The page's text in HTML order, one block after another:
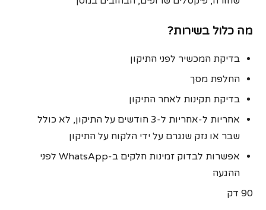
מה כלול בשירות?
בדיקת המכשיר לפני התיקון
החלפת מסך
בדיקת תקינות לאחר התיקון
אחריות ל-אחריות ל‑3 חודשים על התיקון, לא כולל
שבר או נזק שנגרם על ידי הלקוח על התיקון
אפשרות לבדוק זמינות חלקים ב-WhatsApp לפני
ההגעה
90 דק